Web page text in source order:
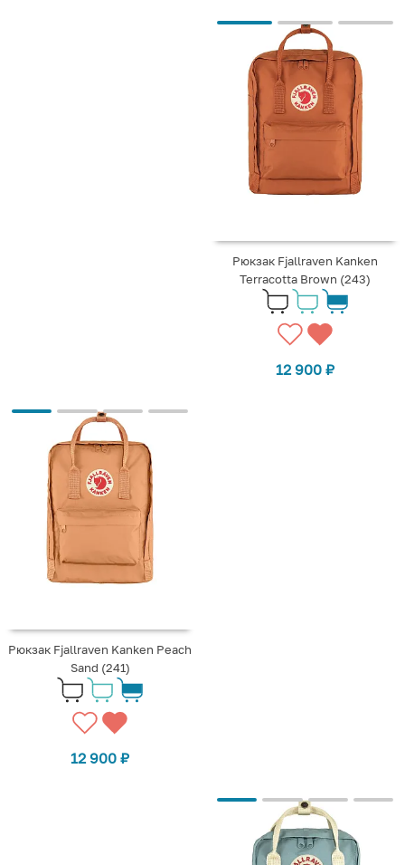
Рюкзак Fjallraven Kanken
Terracotta Brown (243)
12 900 ₽
Рюкзак Fjallraven Kanken Peach
Sand (241)
12 900 ₽